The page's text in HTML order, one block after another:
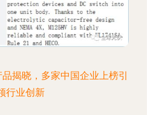
揭晓，多家中国企业上榜引
行业创新